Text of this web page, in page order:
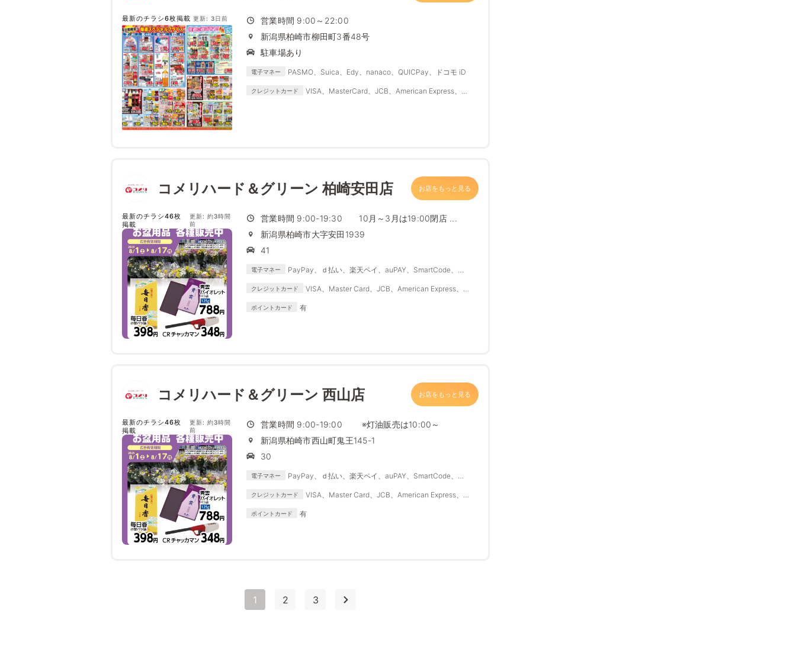
最新のチラシ6枚掲載 更新: 3日前
営業時間 9:00～22:00
新潟県柏崎市柳田町3番48号
駐車場あり
電子マネー PASMO、Suica、Edy、nanaco、QUICPay、ドコモ iD
クレジットカード
VISA、MasterCard、JCB、American Express、
コメリハード＆グリーン 柏崎安田店 お店をもっと見る
最新のチラシ46枚
掲載
更新: 約3時間
前
営業時間 9:00-19:30 10月～3月は19:00閉店 ...
新潟県柏崎市大字安田1939
41
電子マネー
PayPay、ｄ払い、楽天ペイ、auPAY、SmartCode、
クレジットカード
VISA、Master Card、JCB、American Express、
ポイントカード 有
コメリハード＆グリーン 西山店 お店をもっと見る
最新のチラシ46枚
掲載
更新: 約3時間
前
営業時間 9:00-19:00 ※灯油販売は10:00～
新潟県柏崎市西山町鬼王145-1
30
電子マネー
PayPay、ｄ払い、楽天ペイ、auPAY、SmartCode、
クレジットカード
VISA、Master Card、JCB、American Express、
ポイントカード 有
1 2 3